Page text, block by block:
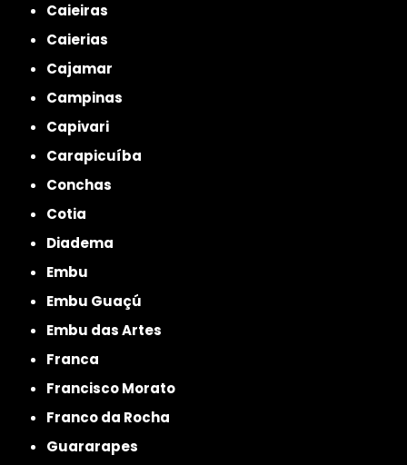
Caieiras
Caierias
Cajamar
Campinas
Capivari
Carapicuíba
Conchas
Cotia
Diadema
Embu
Embu Guaçú
Embu das Artes
Franca
Francisco Morato
Franco da Rocha
Guararapes